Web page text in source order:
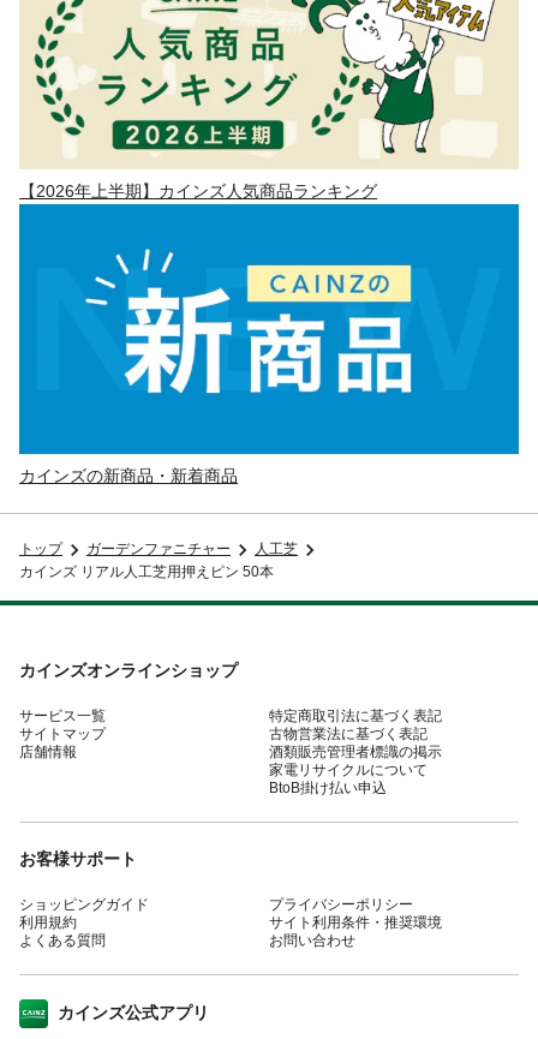
【2026年上半期】カインズ人気商品ランキング
カインズの新商品・新着商品
トップ ガーデンファニチャー
人工芝
カインズ リアル人工芝用押えピン 50本
カインズオンラインショップ
サービス一覧
サイトマップ
店舗情報
特定商取引法に基づく表記
古物営業法に基づく表記
酒類販売管理者標識の掲示
家電リサイクルについて
BtoB掛け払い申込
お客様サポート
ショッピングガイド
利用規約
よくある質問
プライバシーポリシー
サイト利用条件・推奨環境
お問い合わせ
カインズ公式アプリ